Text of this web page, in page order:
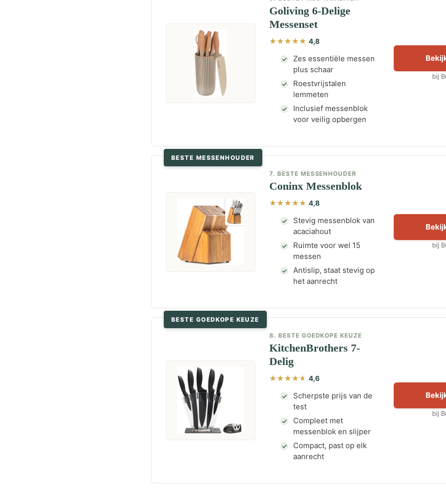
Goliving 6-Delige
Messenset
4,8
Zes essentiële messen
plus schaar
Roestvrijstalen
lemmeten
Inclusief messenblok
voor veilig opbergen
bij
BESTE MESSENHOUDER
7. BESTE MESSENHOUDER
Coninx Messenblok
4,8
Stevig messenblok van
acaciahout
Ruimte voor wel 15
messen
Antislip, staat stevig op
het aanrecht
bij
BESTE GOEDKOPE KEUZE
8. BESTE GOEDKOPE KEUZE
KitchenBrothers 7-
Delig
4,6
Scherpste prijs van de
test
Compleet met
messenblok en slijper
Compact, past op elk
aanrecht
bij